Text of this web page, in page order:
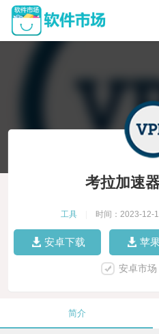
考拉加速
工具 时间：2023-12-
安卓下载 苹
安卓市
简介